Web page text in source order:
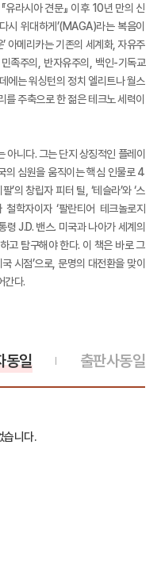
유라시아 견문』 이후 10년 만의 신
시 위대하게’(MAGA)라는 복음이
아메리카는 기존의 세계화, 자유주
족주의, 반자유주의, 백인-기독교
에는 워싱턴의 정치 엘리트나 월스
주축으로 한 젊은 테크노 세력이
아니다. 그는 단지 상징적인 플레이
의 심원을 움직이는 핵심 인물로 4
’의 창립자 피터 틸, ‘테슬라’와 ‘스
학자이자 ‘팔란티어 테크놀로지
J.D. 밴스. 미국과 나아가 세계의
고 탐구해야 한다. 이 책은 바로 그
시점’으로, 문명의 대전환을 맞이
간다.
출판사동일
동일
습니다.